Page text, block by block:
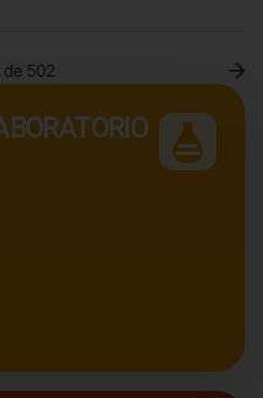
de 502